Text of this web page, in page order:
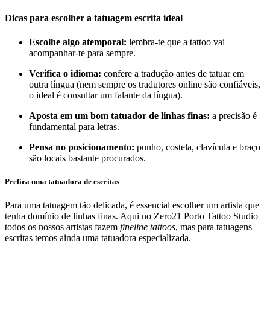
Dicas para escolher a tatuagem escrita ideal
Escolhe algo atemporal: lembra-te que a tattoo vai
acompanhar-te para sempre.
Verifica o idioma: confere a tradução antes de tatuar em
outra língua (nem sempre os tradutores online são confiáveis,
o ideal é consultar um falante da língua).
Aposta em um bom tatuador de linhas finas: a precisão é
fundamental para letras.
Pensa no posicionamento: punho, costela, clavícula e braço
são locais bastante procurados.
Prefira uma tatuadora de escritas
Para uma tatuagem tão delicada, é essencial escolher um artista que
tenha domínio de linhas finas. Aqui no Zero21 Porto Tattoo Studio
todos os nossos artistas fazem fineline tattoos, mas para tatuagens
escritas temos ainda uma tatuadora especializada.